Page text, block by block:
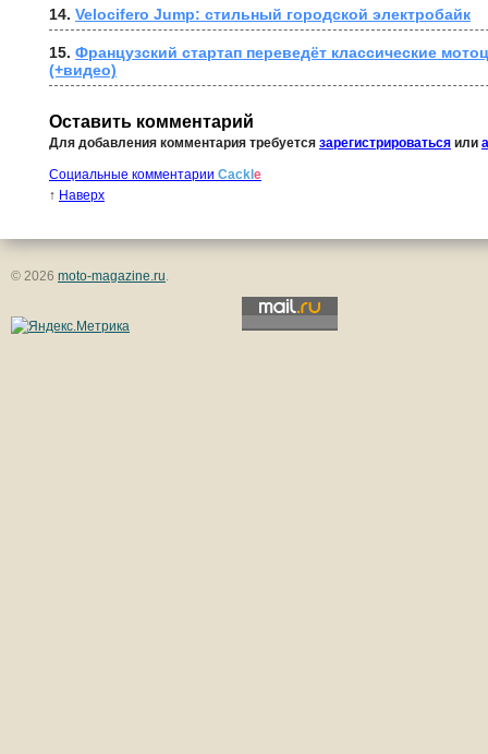
14. Velocifero Jump: стильный городской электробайк
15. Французский стартап переведёт классические
(+видео)
Оставить комментарий
Для добавления комментария требуется зарегистрироваться или
Социальные комментарии Cackle
↑ Наверх
© 2026 moto-magazine.ru